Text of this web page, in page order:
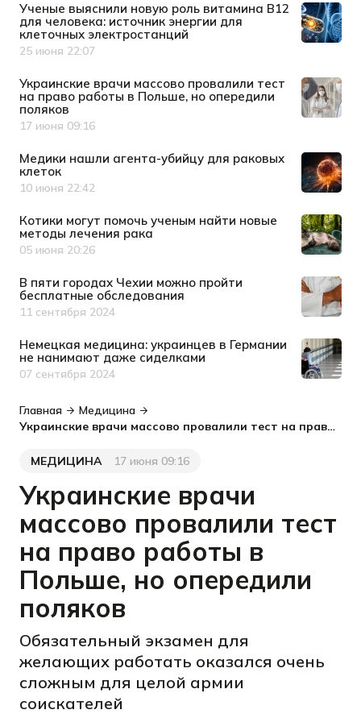
Ученые выяснили новую роль витамина B12
для человека: источник энергии для
клеточных электростанций
Дата публикации
25 июня 22:07
Украинские врачи массово провалили тест
на право работы в Польше, но опередили
поляков
Дата публикации
17 июня 09:16
Медики нашли агента-убийцу для раковых
клеток
Дата публикации
10 июня 22:42
Котики могут помочь ученым найти новые
методы лечения рака
Дата публикации
05 июня 20:26
В пяти городах Чехии можно пройти
бесплатные обследования
Дата публикации
11 сентября 2024
Немецкая медицина: украинцев в Германии
не нанимают даже сиделками
Дата публикации
07 сентября 2024
Главная
Медицина
Украинские врачи массово провалили тест на право работы в Польше, но опередили поляков
Категория
МЕДИЦИНА
Дата публикации
17 июня 09:16
Украинские врачи
массово провалили тест
на право работы в
Польше, но опередили
поляков
Обязательный экзамен для
желающих работать оказался очень
сложным для целой армии
соискателей